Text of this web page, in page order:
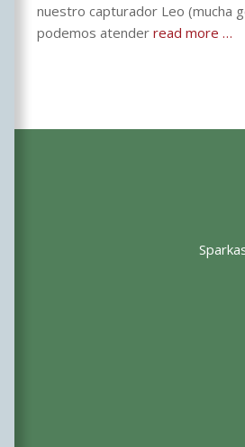
nuestro capturador Leo (mucha
podemos atender read more …